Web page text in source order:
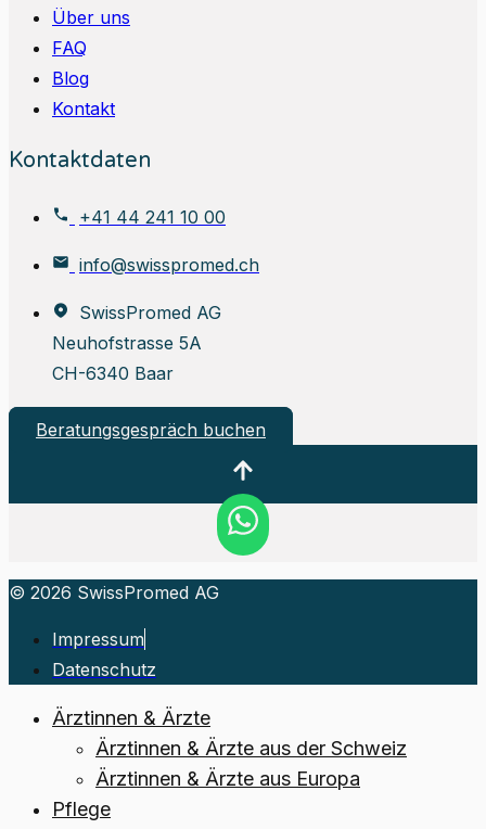
Über uns
FAQ
Blog
Kontakt
Kontaktdaten
+41 44 241 10 00
info@swisspromed.ch
SwissPromed AG
Neuhofstrasse 5A
CH-6340 Baar
Beratungsgespräch buchen
© 2026 SwissPromed AG
Impressum
Datenschutz
Ärztinnen & Ärzte
Ärztinnen & Ärzte aus der Schweiz
Ärztinnen & Ärzte aus Europa
Pflege